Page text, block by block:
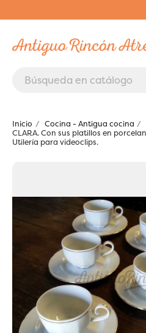
Inicio Cocina - Antigua cocina
CLARA. Con sus platillos en
Utilería para videoclips.